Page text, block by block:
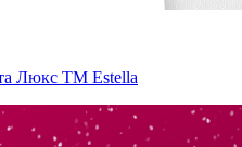
Люкс ТМ Estella